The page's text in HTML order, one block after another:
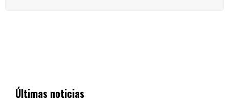
Últimas noticias